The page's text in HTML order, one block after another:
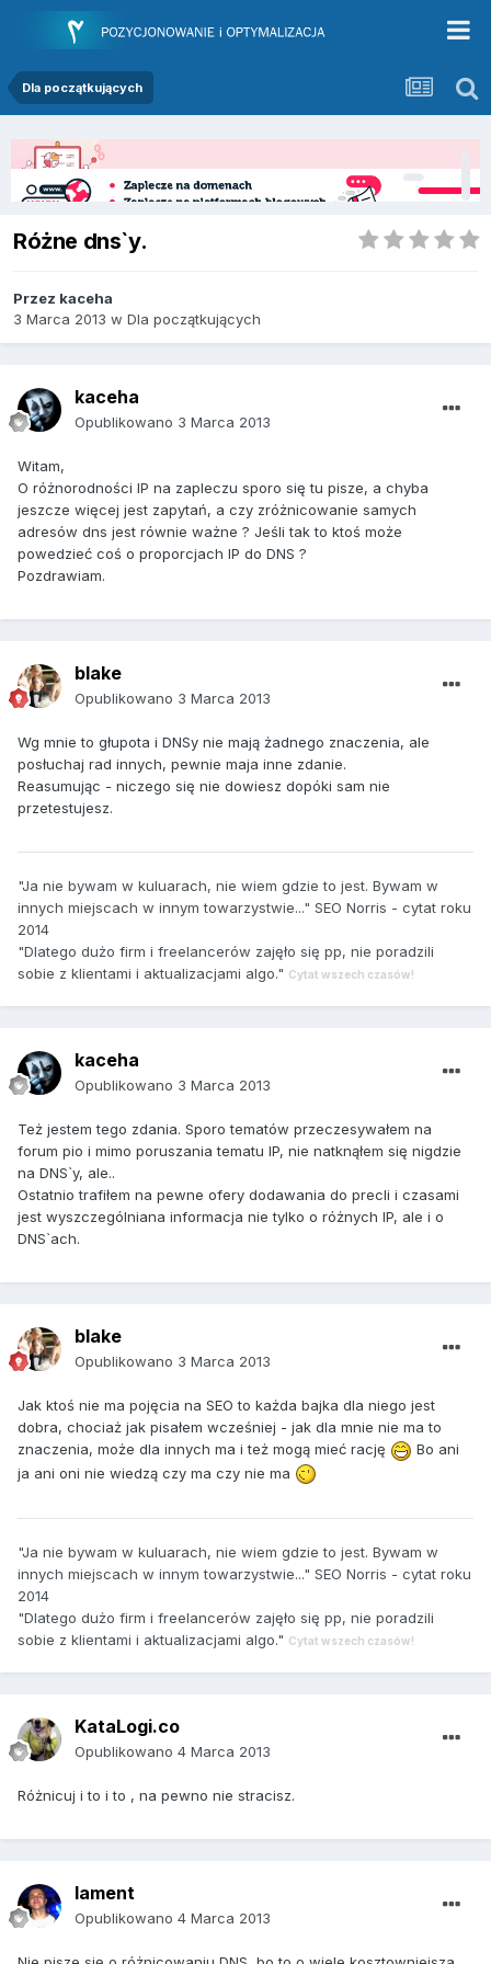
Dla początkujących
Różne dns`y.
Przez kaceha
3 Marca 2013 w Dla początkujących
kaceha
Opublikowano 3 Marca 2013
Witam,
O różnorodności IP na zapleczu sporo się tu pisze, a chyba
jeszcze więcej jest zapytań, a czy zróżnicowanie samych
adresów dns jest równie ważne ? Jeśli tak to ktoś może
powedzieć coś o proporcjach IP do DNS ?
Pozdrawiam.
blake
Opublikowano 3 Marca 2013
Wg mnie to głupota i DNSy nie mają żadnego znaczenia, ale
posłuchaj rad innych, pewnie maja inne zdanie.
Reasumując - niczego się nie dowiesz dopóki sam nie
przetestujesz.
"Ja nie bywam w kuluarach, nie wiem gdzie to jest. Bywam w
innych miejscach w innym towarzystwie..." SEO Norris - cytat roku
2014
"Dlatego dużo firm i freelancerów zajęło się pp, nie poradzili
sobie z klientami i aktualizacjami algo." Cytat wszech czasów!
kaceha
Opublikowano 3 Marca 2013
Też jestem tego zdania. Sporo tematów przeczesywałem na
forum pio i mimo poruszania tematu IP, nie natknąłem się nigdzie
na DNS`y, ale..
Ostatnio trafiłem na pewne ofery dodawania do precli i czasami
jest wyszczególniana informacja nie tylko o różnych IP, ale i o
DNS`ach.
blake
Opublikowano 3 Marca 2013
Jak ktoś nie ma pojęcia na SEO to każda bajka dla niego jest
dobra, chociaż jak pisałem wcześniej - jak dla mnie nie ma to
znaczenia, może dla innych ma i też mogą mieć rację
Bo ani
ja ani oni nie wiedzą czy ma czy nie ma
"Ja nie bywam w kuluarach, nie wiem gdzie to jest. Bywam w
innych miejscach w innym towarzystwie..." SEO Norris - cytat roku
2014
"Dlatego dużo firm i freelancerów zajęło się pp, nie poradzili
sobie z klientami i aktualizacjami algo." Cytat wszech czasów!
KataLogi.co
Opublikowano 4 Marca 2013
Różnicuj i to i to , na pewno nie stracisz.
lament
Opublikowano 4 Marca 2013